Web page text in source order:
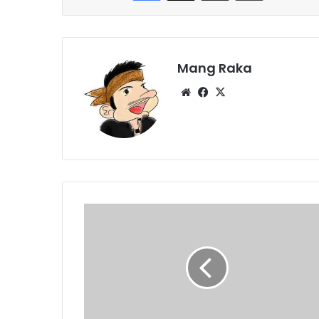
Mang Raka
WebsiteFacebook